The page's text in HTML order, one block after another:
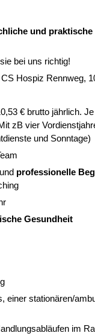
und praktische
bei uns richtig!
Hospiz Rennweg,
€ brutto jährlich.
zB vier
und Sonntage)
professionelle
Gesundheit
einer stationären/
im